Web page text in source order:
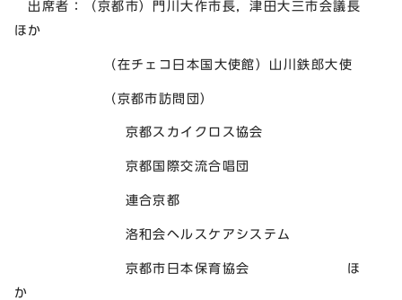
出席者：（京都市）門川大作市長，津田大三市会議長
ほか
（在チェコ日本国大使館）山川鉄郎大使
（京都市訪問団）
京都スカイクロス協会
京都国際交流合唱団
連合京都
洛和会ヘルスケアシステム
京都市日本保育協会 ほ
か